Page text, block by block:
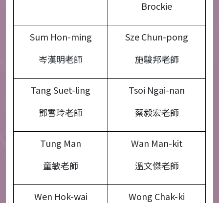
Brockie
Sum Hon-ming
岑漢明老師
Sze Chun-pong
施駿邦老師
Tang Suet-ling
鄧雪玲老師
Tsoi Ngai-nan
蔡毅宏老師
Tung Man
童敏老師
Wan Man-kit
溫文傑老師
Wen Hok-wai
Wong Chak-ki